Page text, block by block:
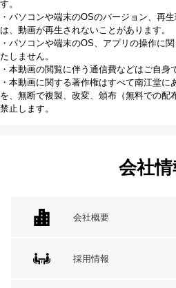
す。
・パソコンや端末のOSのバージョン、再
は、動画が再生されないことがあります。
・パソコンや端末のOS、アプリの操作に
たしません。
・本動画の閲覧に伴う通信費などはご自身
・本動画に関する著作権はすべて南江堂
を、無断で複製、改変、頒布（無料での配
禁止します。
会社情
会社概要
採用情報